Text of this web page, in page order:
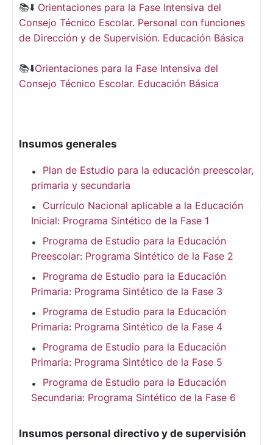
📚⬇️ Orientaciones para la Fase Intensiva del
Consejo Técnico Escolar. Personal con funciones
de Dirección y de Supervisión. Educación Básica
📚⬇️Orientaciones para la Fase Intensiva del
Consejo Técnico Escolar. Educación Básica
Insumos generales
Plan de Estudio para la educación preescolar,
primaria y secundaria
Currículo Nacional aplicable a la Educación
Inicial: Programa Sintético de la Fase 1
Programa de Estudio para la Educación
Preescolar: Programa Sintético de la Fase 2
Programa de Estudio para la Educación
Primaria: Programa Sintético de la Fase 3
Programa de Estudio para la Educación
Primaria: Programa Sintético de la Fase 4
Programa de Estudio para la Educación
Primaria: Programa Sintético de la Fase 5
Programa de Estudio para la Educación
Secundaria: Programa Sintético de la Fase 6
Insumos personal directivo y de supervisión